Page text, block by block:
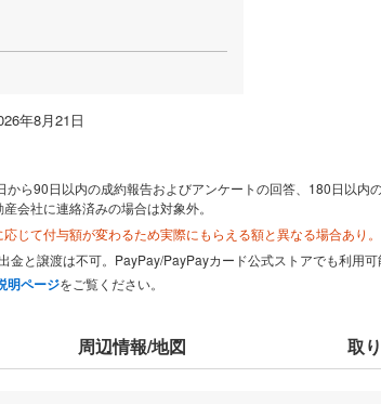
年8月21日
から90日以内の成約報告およびアンケートの回答、180日以内
会社に連絡済みの場合は対象外。
じて付与額が変わるため実際にもらえる額と異なる場合あり。
金と譲渡は不可。PayPay/PayPayカード公式ストアでも利用可
明ページをご覧ください。
周辺情報/地図 取